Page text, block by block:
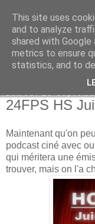
Bepod
24FPS HS
Maintenant qu'on
podcast ciné avec
qui méritera une
trouver, mais on l'a
This site uses
and to analyze
shared with
metrics to ensure
statistics, and to